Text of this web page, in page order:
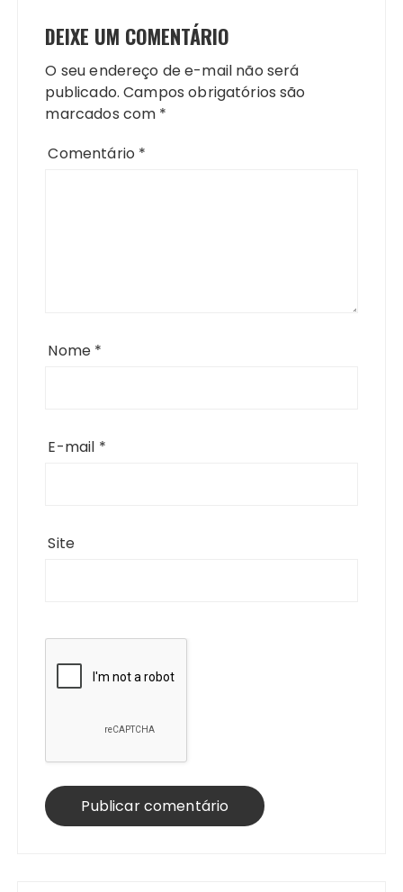
DEIXE UM COMENTÁRIO
O seu endereço de e-mail não será
publicado. Campos obrigatórios são
marcados com *
Comentário *
Nome *
E-mail *
Site